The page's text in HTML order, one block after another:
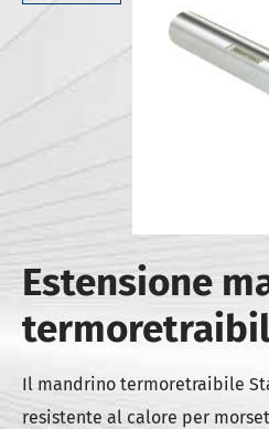
Estensione
Il mandrino termoretraibile
resistente al calore per